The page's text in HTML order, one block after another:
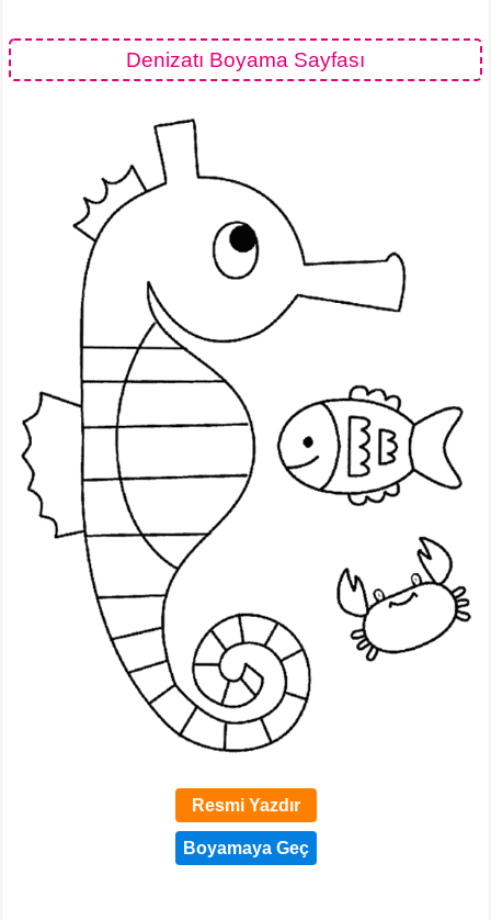
Denizatı Boyama Sayfası
Resmi Yazdır